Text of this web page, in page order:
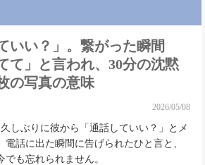
いい？」。繋がった瞬間
て」と言われ、30分の沈黙
の写真の意味
2026/05/08
しぶりに彼から「通話していい？」とメ
電話に出た瞬間に告げられたひと言と、
も忘れられません。